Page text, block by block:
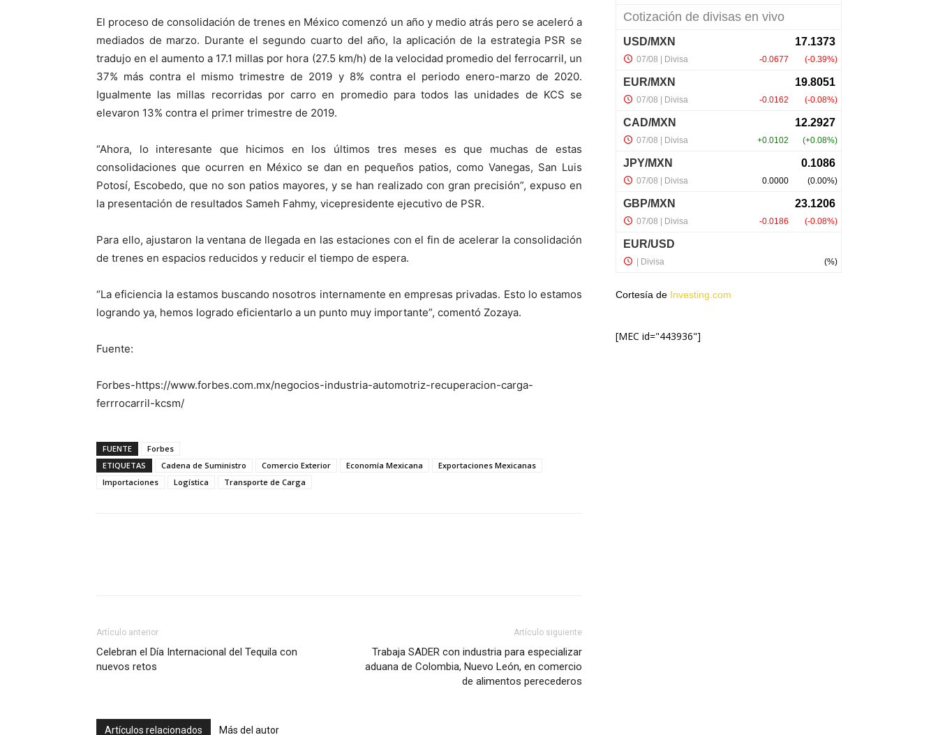
El proceso de consolidación de trenes en México comenzó un año y medio atrás pero se aceleró a
mediados de marzo. Durante el segundo cuarto del año, la aplicación de la estrategia PSR se
tradujo en el aumento a 17.1 millas por hora (27.5 km/h) de la velocidad promedio del ferrocarril, un
37% más contra el mismo trimestre de 2019 y 8% contra el periodo enero-marzo de 2020.
Igualmente las millas recorridas por carro en promedio para todos las unidades de KCS se
elevaron 13% contra el primer trimestre de 2019.
“Ahora, lo interesante que hicimos en los últimos tres meses es que muchas de estas
consolidaciones que ocurren en México se dan en pequeños patios, como Vanegas, San Luis
Potosí, Escobedo, que no son patios mayores, y se han realizado con gran precisión”, expuso en
la presentación de resultados Sameh Fahmy, vicepresidente ejecutivo de PSR.
Para ello, ajustaron la ventana de llegada en las estaciones con el fin de acelerar la consolidación
de trenes en espacios reducidos y reducir el tiempo de espera.
“La eficiencia la estamos buscando nosotros internamente en empresas privadas. Esto lo estamos
logrando ya, hemos logrado eficientarlo a un punto muy importante”, comentó Zozaya.
Fuente:
Forbes-https://www.forbes.com.mx/negocios-industria-automotriz-recuperacion-carga-
ferrrocarril-kcsm/
FUENTE
Forbes
ETIQUETAS
Cadena de Suministro Comercio Exterior Economía Mexicana
Exportaciones Mexicanas
Importaciones
Logística Transporte de Carga
Artículo anterior
Celebran el Día Internacional del Tequila con
nuevos retos
Artículo siguiente
Trabaja SADER con industria para especializar
aduana de Colombia, Nuevo León, en comercio
de alimentos perecederos
Artículos relacionados Más del autor
Cortesía de Investing.com
[MEC id="443936"]